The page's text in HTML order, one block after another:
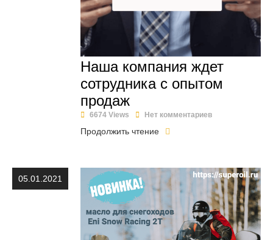
Наша компания ждет
сотрудника с опытом
продаж
6674 Views Нет комментариев
Продолжить чтение
05.01.2021